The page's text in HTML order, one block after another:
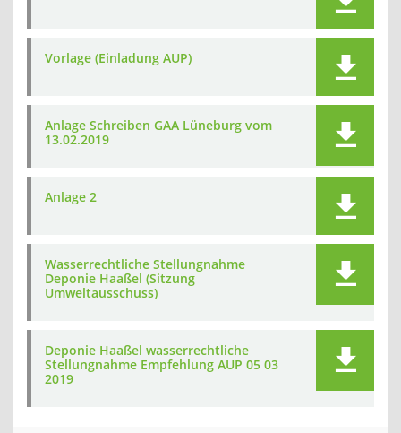
Vorlage (Einladung AUP)
Anlage Schreiben GAA Lüneburg vom
13.02.2019
Anlage 2
Wasserrechtliche Stellungnahme
Deponie Haaßel (Sitzung
Umweltausschuss)
Deponie Haaßel wasserrechtliche
Stellungnahme Empfehlung AUP 05 03
2019